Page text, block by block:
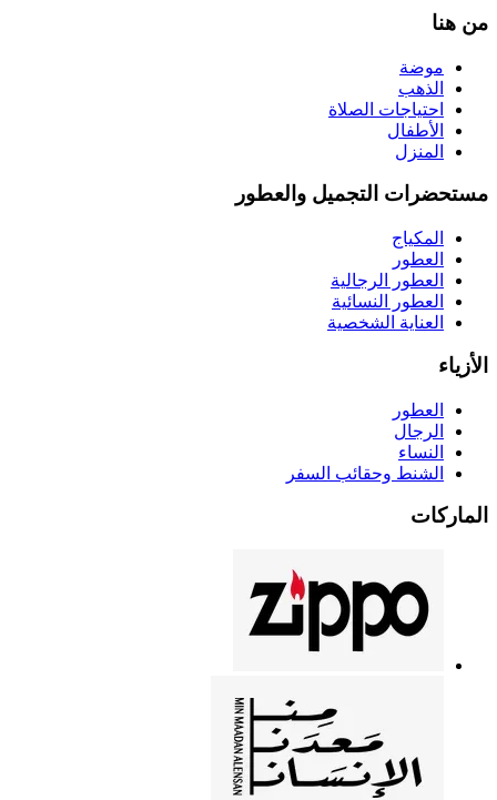
من هنا
موضة
الذهب
احتياجات الصلاة
الأطفال
المنزل
مستحضرات التجميل والعطور
المكياج
العطور
العطور الرجالية
العطور النسائية
العناية الشخصية
الأزياء
العطور
الرجال
النساء
الشنط وحقائب السفر
الماركات